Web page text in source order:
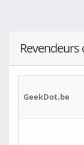
Revendeurs
GeekDot.be